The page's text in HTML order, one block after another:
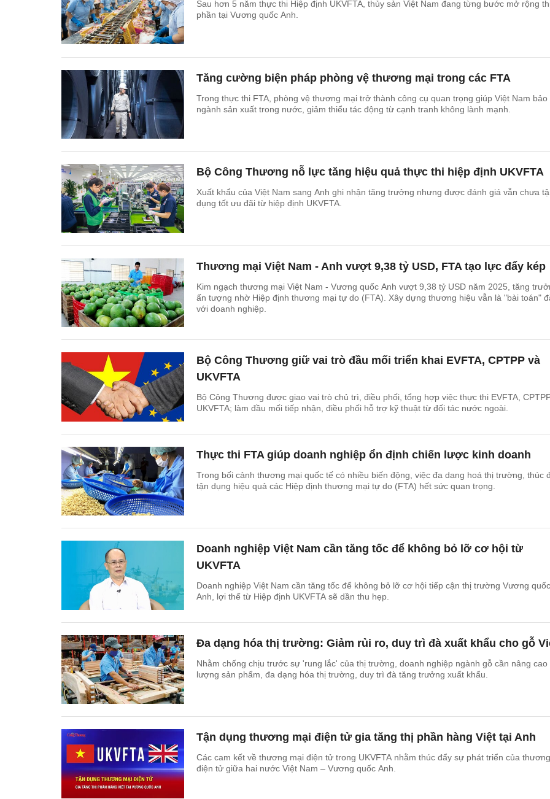
Sau hơn 5 năm thực thi Hiệp định UKVFTA, thủy sản Việt Nam đang từng bước mở rộng
phần tại Vương quốc Anh.
Tăng cường biện pháp phòng vệ thương mại trong các FTA
Trong thực thi FTA, phòng vệ thương mại trở thành công cụ quan trọng giúp Việt Nam bảo
ngành sản xuất trong nước, giảm thiểu tác động từ cạnh tranh không lành mạnh.
Bộ Công Thương nỗ lực tăng hiệu quả thực thi hiệp định UKVFTA
Xuất khẩu của Việt Nam sang Anh ghi nhận tăng trưởng nhưng được đánh giá vẫn chưa
dụng tốt ưu đãi từ hiệp định UKVFTA.
Thương mại Việt Nam - Anh vượt 9,38 tỷ USD, FTA tạo lực đẩy kép
Kim ngạch thương mại Việt Nam - Vương quốc Anh vượt 9,38 tỷ USD năm 2025, tăng
ấn tượng nhờ Hiệp định thương mại tự do (FTA). Xây dựng thương hiệu vẫn là "bài toán"
với doanh nghiệp.
Bộ Công Thương giữ vai trò đầu mối triển khai EVFTA, CPTPP và
UKVFTA
Bộ Công Thương được giao vai trò chủ trì, điều phối, tổng hợp việc thực thi EVFTA,
UKVFTA; làm đầu mối tiếp nhận, điều phối hỗ trợ kỹ thuật từ đối tác nước ngoài.
Thực thi FTA giúp doanh nghiệp ổn định chiến lược kinh doanh
Trong bối cảnh thương mại quốc tế có nhiều biến động, việc đa dang hoá thị trường, thúc
tận dụng hiệu quả các Hiệp định thương mại tự do (FTA) hết sức quan trọng.
Doanh nghiệp Việt Nam cần tăng tốc để không bỏ lỡ cơ hội từ
UKVFTA
Doanh nghiệp Việt Nam cần tăng tốc để không bỏ lỡ cơ hội tiếp cận thị trường Vương quốc
Anh, lợi thế từ Hiệp định UKVFTA sẽ dần thu hẹp.
Đa dạng hóa thị trường: Giảm rủi ro, duy trì đà xuất khẩu cho gỗ
Nhằm chống chịu trước sự 'rung lắc' của thị trường, doanh nghiệp ngành gỗ cần nâng cao
lượng sản phẩm, đa dạng hóa thị trường, duy trì đà tăng trưởng xuất khẩu.
Tận dụng thương mại điện tử gia tăng thị phần hàng Việt tại Anh
Các cam kết về thương mại điện tử trong UKVFTA nhằm thúc đẩy sự phát triển của
điện tử giữa hai nước Việt Nam – Vương quốc Anh.